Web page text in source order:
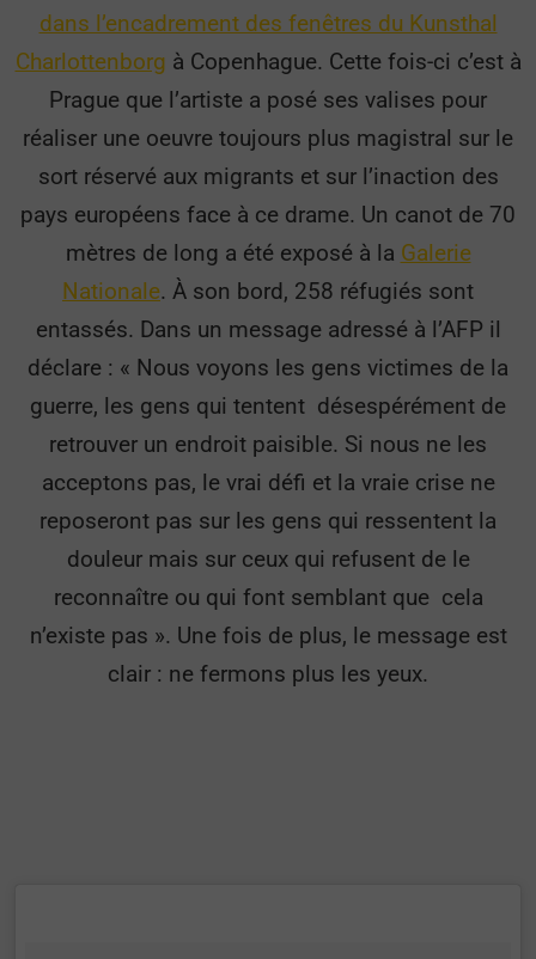
dans l’encadrement des fenêtres du Kunsthal
Charlottenborg à Copenhague. Cette fois-ci c’est à
Prague que l’artiste a posé ses valises pour
réaliser une oeuvre toujours plus magistral sur le
sort réservé aux migrants et sur l’inaction des
pays européens face à ce drame. Un canot de 70
mètres de long a été exposé à la Galerie
Nationale. À son bord, 258 réfugiés sont
entassés. Dans un message adressé à l’AFP il
déclare : « Nous voyons les gens victimes de la
guerre, les gens qui tentent désespérément de
retrouver un endroit paisible. Si nous ne les
acceptons pas, le vrai défi et la vraie crise ne
reposeront pas sur les gens qui ressentent la
douleur mais sur ceux qui refusent de le
reconnaître ou qui font semblant que cela
n’existe pas ». Une fois de plus, le message est
clair : ne fermons plus les yeux.